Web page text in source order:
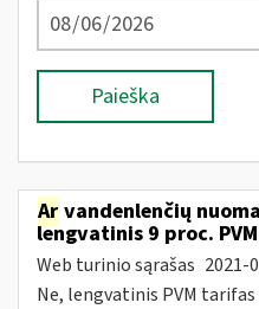
Paieška
Ar vandenlenčių
lengvatinis 9 proc.
Web turinio sąrašas 2021-
Ne, lengvatinis PVM